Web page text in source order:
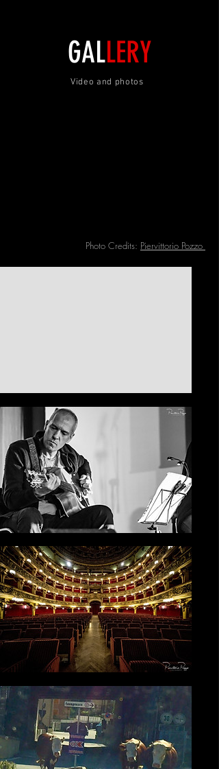
GALLERY
Video and photos
Photo Credits: Piervittorio Pozzo